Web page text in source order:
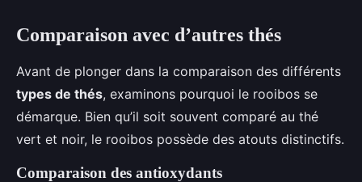
Comparaison avec d’autres thés
Avant de plonger dans la comparaison des différents
types de thés, examinons pourquoi le rooibos se
démarque. Bien qu’il soit souvent comparé au thé
vert et noir, le rooibos possède des atouts distinctifs.
Comparaison des antioxydants